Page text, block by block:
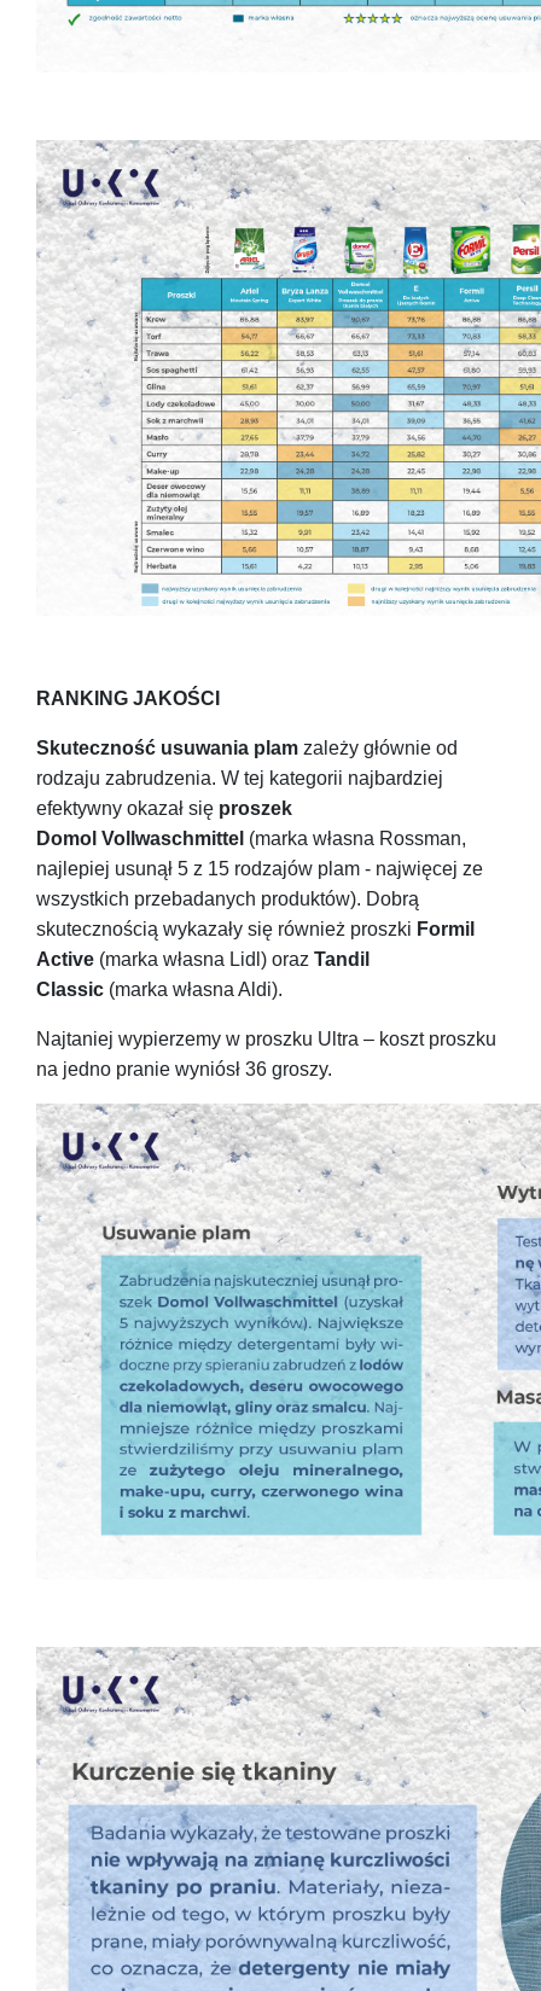
RANKING JAKOŚCI
Skuteczność usuwania plam zależy głównie od
rodzaju zabrudzenia. W tej kategorii najbardziej
efektywny okazał się proszek
Domol Vollwaschmittel (marka własna Rossman,
najlepiej usunął 5 z 15 rodzajów plam - najwięcej ze
wszystkich przebadanych produktów). Dobrą
skutecznością wykazały się również proszki Formil
Active (marka własna Lidl) oraz Tandil
Classic (marka własna Aldi).
Najtaniej wypierzemy w proszku Ultra – koszt proszku
na jedno pranie wyniósł 36 groszy.